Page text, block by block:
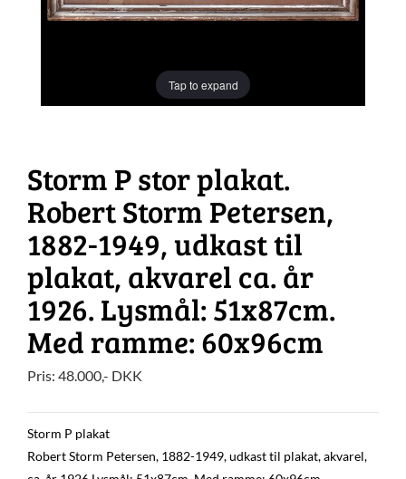
Tap to expand
Storm P stor plakat.
Robert Storm Petersen,
1882-1949, udkast til
plakat, akvarel ca. år
1926. Lysmål: 51x87cm.
Med ramme: 60x96cm
Pris: 48.000,- DKK
Storm P plakat
Robert Storm Petersen, 1882-1949, udkast til plakat, akvarel,